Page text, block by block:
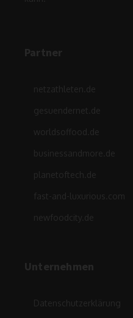
Partner
netzathleten.de
gesuendernet.de
worldsoffood.de
businessandmore.de
planetoftech.de
fast-and-luxurious.com
newfoodcity.de
Unternehmen
Datenschutzerklärung